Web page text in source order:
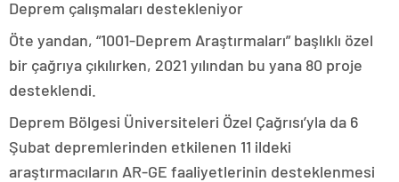
Deprem çalışmaları destekleniyor
Öte yandan, “1001-Deprem Araştırmaları” başlıklı özel
bir çağrıya çıkılırken, 2021 yılından bu yana 80 proje
desteklendi.
Deprem Bölgesi Üniversiteleri Özel Çağrısı’yla da 6
Şubat depremlerinden etkilenen 11 ildeki
araştırmacıların AR-GE faaliyetlerinin desteklenmesi